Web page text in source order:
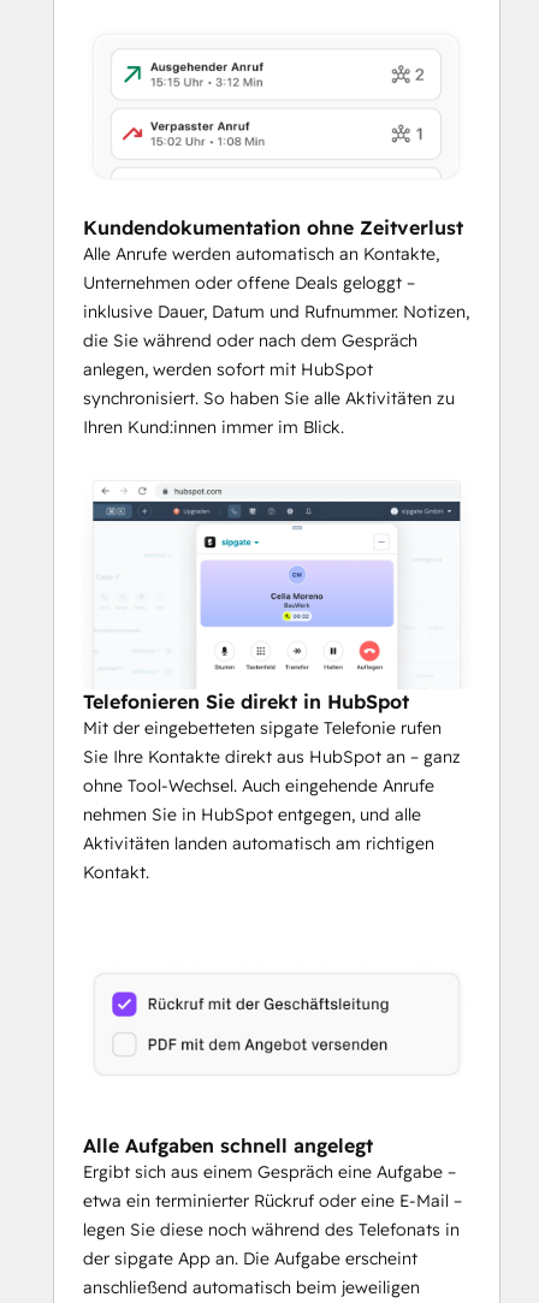
Kundendokumentation ohne Zeitverlust
Alle Anrufe werden automatisch an Kontakte,
Unternehmen oder offene Deals geloggt –
inklusive Dauer, Datum und Rufnummer. Notizen,
die Sie während oder nach dem Gespräch
anlegen, werden sofort mit HubSpot
synchronisiert. So haben Sie alle Aktivitäten zu
Ihren Kund:innen immer im Blick.
Telefonieren Sie direkt in HubSpot
Mit der eingebetteten sipgate Telefonie rufen
Sie Ihre Kontakte direkt aus HubSpot an – ganz
ohne Tool-Wechsel. Auch eingehende Anrufe
nehmen Sie in HubSpot entgegen, und alle
Aktivitäten landen automatisch am richtigen
Kontakt.
Alle Aufgaben schnell angelegt
Ergibt sich aus einem Gespräch eine Aufgabe –
etwa ein terminierter Rückruf oder eine E-Mail –
legen Sie diese noch während des Telefonats in
der sipgate App an. Die Aufgabe erscheint
anschließend automatisch beim jeweiligen